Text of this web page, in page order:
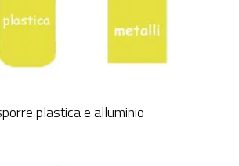
plastica e alluminio